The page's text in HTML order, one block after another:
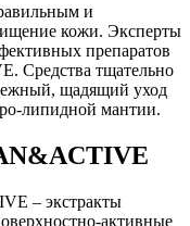
и
кожи. Эксперты
препаратов
Средства тщательно
щадящий уход
липидной мантии.
– экстракты
активные